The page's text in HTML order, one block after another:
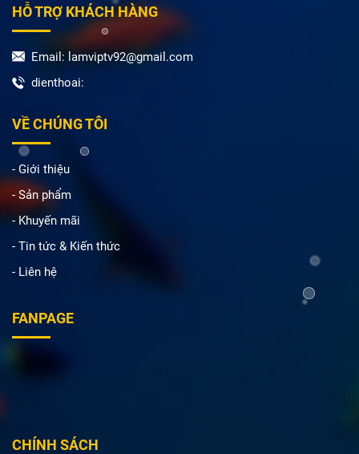
HỖ TRỢ KHÁCH HÀNG
Email: lamviptv92@gmail.com
dienthoai:
VỀ CHÚNG TÔI
- Giới thiệu
- Sản phẩm
- Khuyến mãi
- Tin tức & Kiến thức
- Liên hệ
FANPAGE
CHÍNH SÁCH